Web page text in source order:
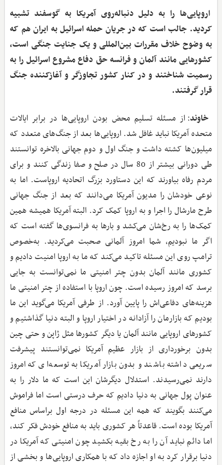
اروپایی‌ها را به دلیل دنباله‌روی آمریکا به گوسفند تشبیه
کردید. جالب است که در جریان حمله اسرائیل به ایران هم که
به وضوح خلاف مقررات بین‌المللی و یک جنایت جنگی است،
کشورهایی مانند آلمان و فرانسه حق دفاع مشروع اسرائیل را به
رسمیت شناختند و در کنار کشور تجاوزگر و آغازکننده جنگ
قرار گرفتند.
خاوند: از مسئله‌ تسلیم محض بودن اروپایی‌ها در برابر ایالات
متحده آمریکا نباید غافل شد. اروپایی‌ها بعد از جنگ‌های متعدد که
میلیون‌ها کشته داشت و جنگ اول و دوم جهانی بالاخره توانستند
طی دورانی بیشتر از 80 سال در صلح و صفا زندگی کنند و برای
مردم رفاه بیاورند که این دستاورد بزرگ اتحادیه‌ اروپاست. اما به
نوعی خودشان را مدیون آمریکا می‌دانند که بعد از جنگ جهانی
طرح مارشال را اجرا و به اروپا کمک کرد. البته آمریکا همیشه همین
کمک‌ها را به رخ‌شان می‌کشد و بارها به فرانسوی‌ها گفته است که
اگر ما نبودیم، شما امروز آلمانی صحبت می‌کردید. به‌خصوص
ترامپ روی این مسئله تاکید می‌کند که ما به اروپا امنیت دادیم و
کشوری مانند آلمان بدون چتر امنیتی ما نمی‌توانست به جایی
برسد که امروز رسیده است. چون اروپا با استفاده از چتر امنیتی ما
هزینه‌های دفاعی‌‌اش را پایین آورد. از طرفی آمریکا می‌گوید این ما
بودیم که بازارمان را آزادانه در اختیار اروپا و البته دنیا گذاشتیم و
کشورهای اروپایی مانند آلمان یا دیگر کشورها مثل ژاپن و حتی چین
بدون برخورداری از بازار عظیم آمریکا نمی‌توانستند پیشرفت
سریعی داشته باشند و بدون بازار آمریکا به توسعه‌ای که امروز
دارند نمی‌رسیدند. استدلال دیگرشان این است که ما دلار را به
عنوان پول جهانی به دنیا دادیم که حرف درستی است اما فراموش
می‌کنند بگویند که همه این مسئله در درجه‌ اول براساس منافع
آمریکا بوده است. قاعدتاً هر کشوری باید به منافع خودش فکر کند،
اما دائم نباید آن را به رخ بقیه بکشید چون امنیتی که آمریکا در
دنیا برقرار کرد به او اجازه داد که با همکاری اروپایی‌ها و بخشی از